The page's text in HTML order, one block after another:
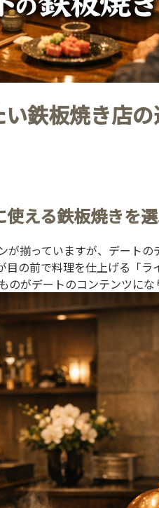
鉄板焼き店
える鉄板焼きを
が揃っていますが、デート
の前で料理を仕上げる「
がデートのコンテンツにな